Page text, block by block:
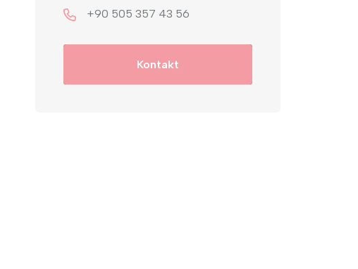
+9‎0 505 357 43 56
Kontakt